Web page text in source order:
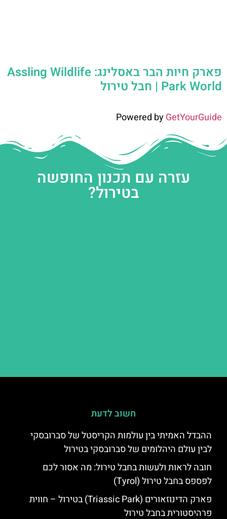
פארק חיות הבר באסלינג: Assling Wildlife
Park World | חבל טירול
Powered byGetYourGuide
עזרה עם תכנון החופשה
בטירול?
חשוב לדעת
ההבדל האמיתי בין עולמות הקריסטל של סברובסקי
לבין עולם היהלומים של סברובסקי בטירול
חובה לראות ולעשות בחבל טירול: מה אסור לכם
לפספס בחבל טירול (Tyrol)
פארק הדינוזאורים (Triassic Park) בטירול – חווית
פרהיסטורית בחבל טירול